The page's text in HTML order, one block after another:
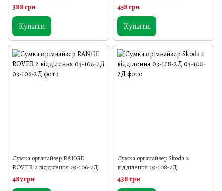
388 грн
Купити
458 грн
Купити
Сумка органайзер RANGE
ROVER 2 відділення 03-106-2Д
487 грн
Сумка органайзер Skoda 2
відділення 03-108-2Д
438 грн